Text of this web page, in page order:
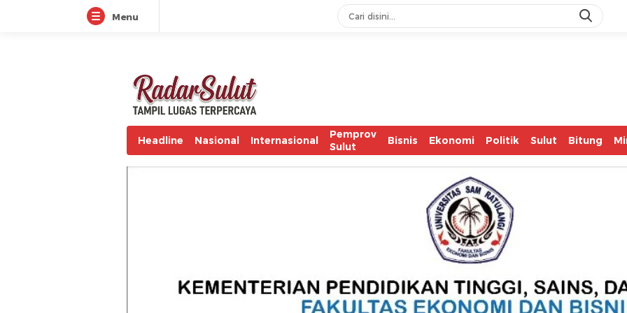
IASC Catat
Menu
radarsulut.com
Headline Nasional Internasional
Pemprov
Sulut
Bisnis Ekonomi Politik Sulut Bitung